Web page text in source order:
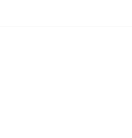
谣言。注册只是敲开大门，真正决定